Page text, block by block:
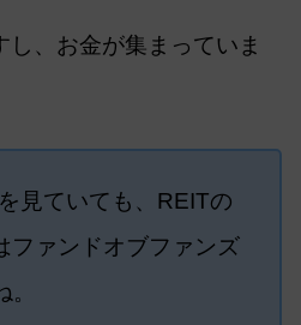
し、お金が集まっていま
見ていても、REITの
ファンドオブファンズ